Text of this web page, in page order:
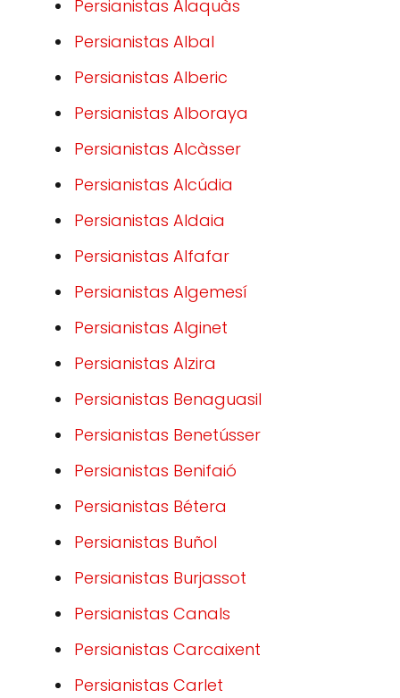
Persianistas Alaquàs
Persianistas Albal
Persianistas Alberic
Persianistas Alboraya
Persianistas Alcàsser
Persianistas Alcúdia
Persianistas Aldaia
Persianistas Alfafar
Persianistas Algemesí
Persianistas Alginet
Persianistas Alzira
Persianistas Benaguasil
Persianistas Benetússer
Persianistas Benifaió
Persianistas Bétera
Persianistas Buñol
Persianistas Burjassot
Persianistas Canals
Persianistas Carcaixent
Persianistas Carlet